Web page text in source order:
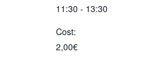
11:30 - 13:30
Cost:
2,00€